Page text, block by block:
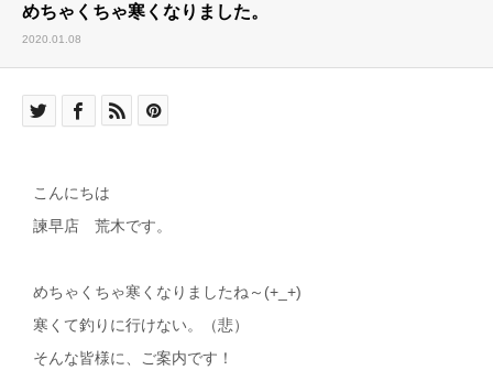
めちゃくちゃ寒くなりました。
2020.01.08
こんにちは
諫早店 荒木です。
めちゃくちゃ寒くなりましたね～(+_+)
寒くて釣りに行けない。（悲）
そんな皆様に、ご案内です！